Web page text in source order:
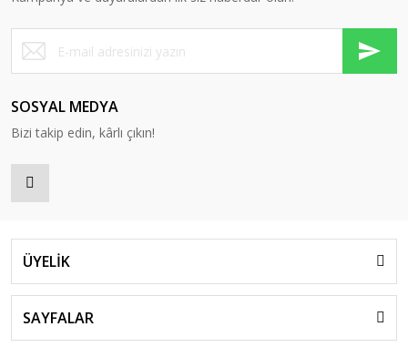
SOSYAL MEDYA
Bizi takip edin, kârlı çıkın!
ÜYELİK
SAYFALAR